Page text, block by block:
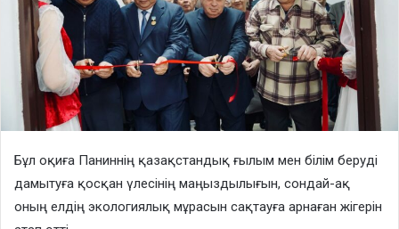
Бұл оқиға Паниннің қазақстандық ғылым мен білім беруді
дамытуға қосқан үлесінің маңыздылығын, сондай-ақ
оның елдің экологиялық мұрасын сақтауға арнаған жігерін